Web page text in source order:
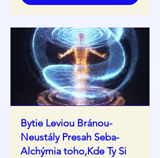
Bytie Leviou Bránou-
Neustály Presah Seba-
Alchýmia toho,Kde Ty Si